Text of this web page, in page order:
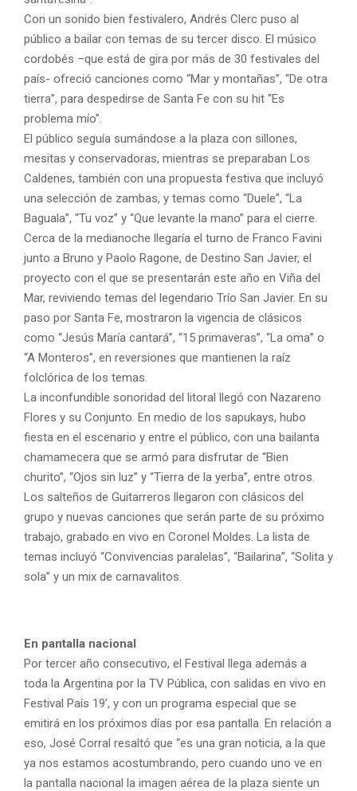
Con un sonido bien festivalero, Andrés Clerc puso al
público a bailar con temas de su tercer disco. El músico
cordobés –que está de gira por más de 30 festivales del
país- ofreció canciones como “Mar y montañas”, “De otra
tierra”, para despedirse de Santa Fe con su hit “Es
problema mío”.
El público seguía sumándose a la plaza con sillones,
mesitas y conservadoras, mientras se preparaban Los
Caldenes, también con una propuesta festiva que incluyó
una selección de zambas, y temas como “Duele”, “La
Baguala”, “Tu voz” y “Que levante la mano” para el cierre.
Cerca de la medianoche llegaría el turno de Franco Favini
junto a Bruno y Paolo Ragone, de Destino San Javier, el
proyecto con el que se presentarán este año en Viña del
Mar, reviviendo temas del legendario Trío San Javier. En su
paso por Santa Fe, mostraron la vigencia de clásicos
como “Jesús María cantará”, “15 primaveras”, “La oma” o
“A Monteros”, en reversiones que mantienen la raíz
folclórica de los temas.
La inconfundible sonoridad del litoral llegó con Nazareno
Flores y su Conjunto. En medio de los sapukays, hubo
fiesta en el escenario y entre el público, con una bailanta
chamamecera que se armó para disfrutar de “Bien
churito”, “Ojos sin luz” y “Tierra de la yerba”, entre otros.
Los salteños de Guitarreros llegaron con clásicos del
grupo y nuevas canciones que serán parte de su próximo
trabajo, grabado en vivo en Coronel Moldes. La lista de
temas incluyó “Convivencias paralelas”, “Bailarina”, “Solita y
sola” y un mix de carnavalitos.
En pantalla nacional
Por tercer año consecutivo, el Festival llega además a
toda la Argentina por la TV Pública, con salidas en vivo en
Festival País 19’, y con un programa especial que se
emitirá en los próximos días por esa pantalla. En relación a
eso, José Corral resaltó que “es una gran noticia, a la que
ya nos estamos acostumbrando, pero cuando uno ve en
la pantalla nacional la imagen aérea de la plaza siente un